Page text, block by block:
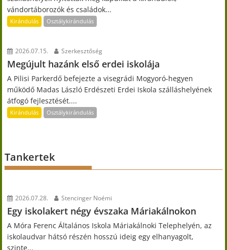
vándortáborozók és családok...
Kirándulás Osztálykirándulás
2026.07.15. Szerkesztőség
Megújult hazánk első erdei iskolája
A Pilisi Parkerdő befejezte a visegrádi Mogyoró-hegyen
működő Madas László Erdészeti Erdei Iskola szálláshelyének
átfogó fejlesztését....
Kirándulás Osztálykirándulás
Tankertek
2026.07.28. Stencinger Noémi
Egy iskolakert négy évszaka Máriakálnokon
A Móra Ferenc Általános Iskola Máriakálnoki Telephelyén, az
iskolaudvar hátsó részén hosszú ideig egy elhanyagolt,
szinte...